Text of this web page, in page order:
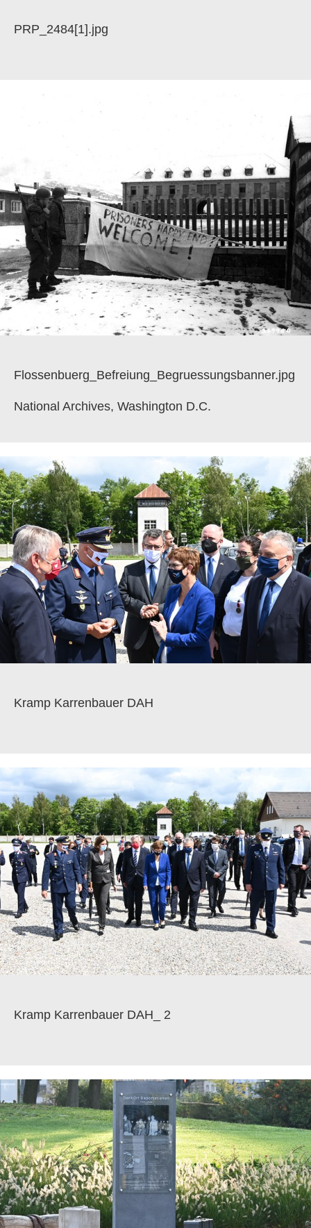
PRP_2484[1].jpg
Flossenbuerg_Befreiung_Begruessungsbanner.jpg
National Archives, Washington D.C.
Kramp Karrenbauer DAH
Kramp Karrenbauer DAH_ 2